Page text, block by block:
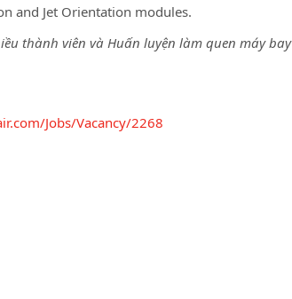
and Jet Orientation modules.
thành viên và Huấn luyện làm quen máy bay
Jobs/Vacancy/2268